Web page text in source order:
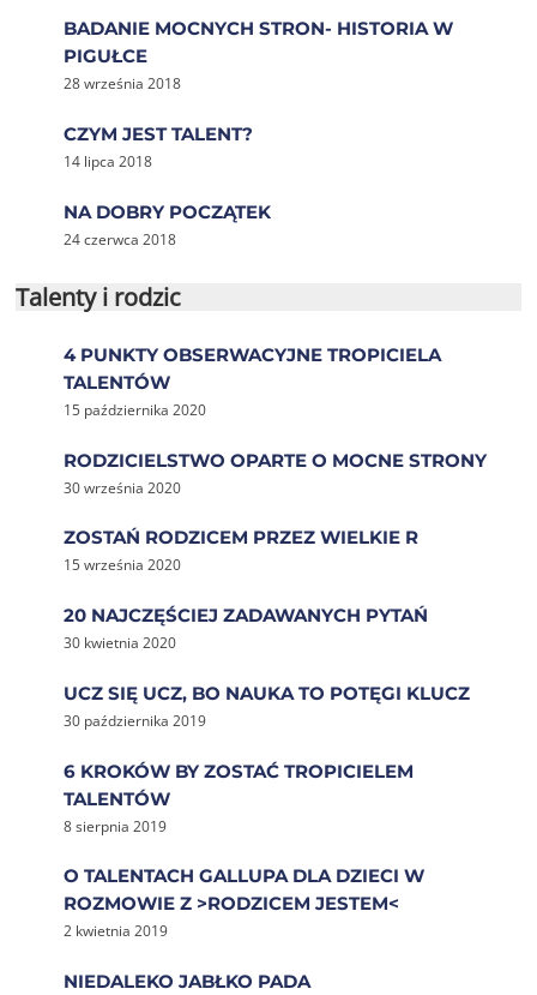
BADANIE MOCNYCH STRON- HISTORIA W
PIGUŁCE
28 września 2018
CZYM JEST TALENT?
14 lipca 2018
NA DOBRY POCZĄTEK
24 czerwca 2018
Talenty i rodzic
4 PUNKTY OBSERWACYJNE TROPICIELA
TALENTÓW
15 października 2020
RODZICIELSTWO OPARTE O MOCNE STRONY
30 września 2020
ZOSTAŃ RODZICEM PRZEZ WIELKIE R
15 września 2020
20 NAJCZĘŚCIEJ ZADAWANYCH PYTAŃ
30 kwietnia 2020
UCZ SIĘ UCZ, BO NAUKA TO POTĘGI KLUCZ
30 października 2019
6 KROKÓW BY ZOSTAĆ TROPICIELEM
TALENTÓW
8 sierpnia 2019
O TALENTACH GALLUPA DLA DZIECI W
ROZMOWIE Z >RODZICEM JESTEM<
2 kwietnia 2019
NIEDALEKO JABŁKO PADA